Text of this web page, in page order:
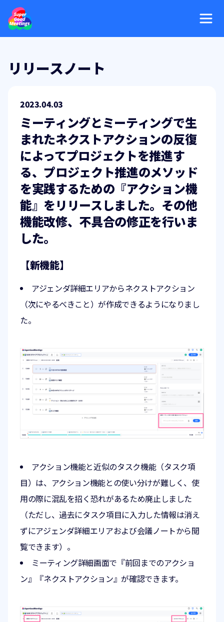
リリースノート
2023.04.03
ミーティングとミーティングで生
まれたネクストアクションの反復
によってプロジェクトを推進す
る、プロジェクト推進のメソッド
を実践するための『アクション機
能』をリリースしました。その他
機能改修、不具合の修正を行いま
した。
【新機能】
アジェンダ詳細エリアからネクストアクション
（次にやるべきこと）が作成できるようになりまし
た。
アクション機能と近似のタスク機能（タスク項
目）は、アクション機能との使い分けが難しく、使
用の際に混乱を招く恐れがあるため廃止しました
（ただし、過去にタスク項目に入力した情報は消え
ずにアジェンダ詳細エリアおよび会議ノートから閲
覧できます）。
ミーティング詳細画面で『前回までのアクショ
ン』『ネクストアクション』が確認できます。